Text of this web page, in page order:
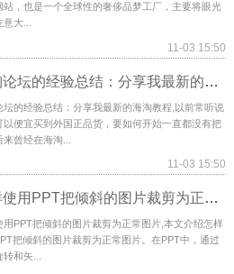
站，也是一个全球性的奢侈品梦工厂，主要将眼光
大...
11-03 15:50
海淘论坛的经验总结：分享我最新的海淘教程
坛的经验总结：分享我最新的海淘教程,以前常听说
以便宜买到外国正品货，要如何开始一直都没有把
来曾经在海淘...
11-03 15:50
怎样使用PPT把倾斜的图片裁剪为正常图片
用PPT把倾斜的图片裁剪为正常图片,本文介绍怎样
把倾斜的图片裁剪为正常图片。在PPT中，通过
转和矢...